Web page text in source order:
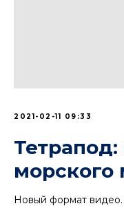
2021-02-11 09:33
морского
Новый формат